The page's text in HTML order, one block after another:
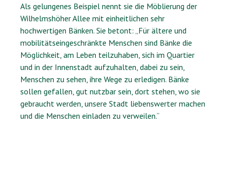
Als gelungenes Beispiel nennt sie die Möblierung der
Wilhelmshöher Allee mit einheitlichen sehr
hochwertigen Bänken. Sie betont: „Für ältere und
mobilitätseingeschränkte Menschen sind Bänke die
Möglichkeit, am Leben teilzuhaben, sich im Quartier
und in der Innenstadt aufzuhalten, dabei zu sein,
Menschen zu sehen, ihre Wege zu erledigen. Bänke
sollen gefallen, gut nutzbar sein, dort stehen, wo sie
gebraucht werden, unsere Stadt liebenswerter machen
und die Menschen einladen zu verweilen.“